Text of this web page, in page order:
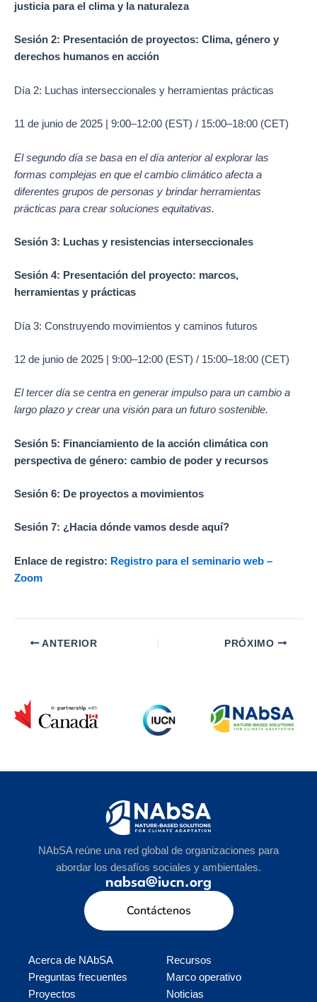
justicia para el clima y la naturaleza
Sesión 2: Presentación de proyectos: Clima, género y
derechos humanos en acción
Día 2: Luchas interseccionales y herramientas prácticas
11 de junio de 2025 | 9:00–12:00 (EST) / 15:00–18:00 (CET)
El segundo día se basa en el día anterior al explorar las
formas complejas en que el cambio climático afecta a
diferentes grupos de personas y brindar herramientas
prácticas para crear soluciones equitativas.
Sesión 3: Luchas y resistencias interseccionales
Sesión 4: Presentación del proyecto: marcos,
herramientas y prácticas
Día 3: Construyendo movimientos y caminos futuros
12 de junio de 2025 | 9:00–12:00 (EST) / 15:00–18:00 (CET)
El tercer día se centra en generar impulso para un cambio a
largo plazo y crear una visión para un futuro sostenible.
Sesión 5: Financiamiento de la acción climática con
perspectiva de género: cambio de poder y recursos
Sesión 6: De proyectos a movimientos
Sesión 7: ¿Hacia dónde vamos desde aquí?
Enlace de registro: Registro para el seminario web –
Zoom
ANTERIOR PRÓXIMO
NAbSA reúne una red global de organizaciones para
abordar los desafíos sociales y ambientales.
nabsa@iucn.org
Contáctenos
Acerca de NAbSA
Preguntas frecuentes
Proyectos
Recursos
Marco operativo
Noticias